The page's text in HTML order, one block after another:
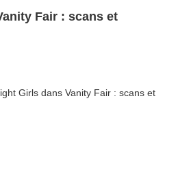
Fair : scans et